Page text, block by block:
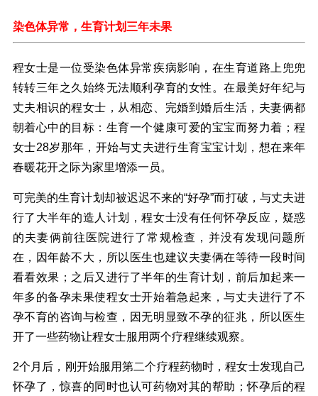
染色体异常，生育计划三年未果
程女士是一位受染色体异常疾病影响，在生育道路上兜兜
转转三年之久始终无法顺利孕育的女性。在最美好年纪与
丈夫相识的程女士，从相恋、完婚到婚后生活，夫妻俩都
朝着心中的目标：生育一个健康可爱的宝宝而努力着；程
女士28岁那年，开始与丈夫进行生育宝宝计划，想在来年
春暖花开之际为家里增添一员。
可完美的生育计划却被迟迟不来的“好孕”而打破，与丈夫进
行了大半年的造人计划，程女士没有任何怀孕反应，疑惑
的夫妻俩前往医院进行了常规检查，并没有发现问题所
在，因年龄不大，所以医生也建议夫妻俩在等待一段时间
看看效果；之后又进行了半年的生育计划，前后加起来一
年多的备孕未果使程女士开始着急起来，与丈夫进行了不
孕不育的咨询与检查，因无明显致不孕的征兆，所以医生
开了一些药物让程女士服用两个疗程继续观察。
2个月后，刚开始服用第二个疗程药物时，程女士发现自己
怀孕了，惊喜的同时也认可药物对其的帮助；怀孕后的程